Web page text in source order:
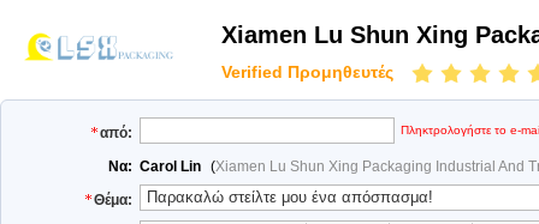
Xiamen Lu Shun Xing
Verified Προμηθευτές
από: Πληκτρολογήστε το e-
Να: Carol Lin (Xiamen Lu Shun Xing Packaging Industrial And
Θέμα: